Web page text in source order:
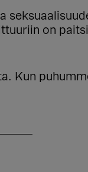
on
Kun